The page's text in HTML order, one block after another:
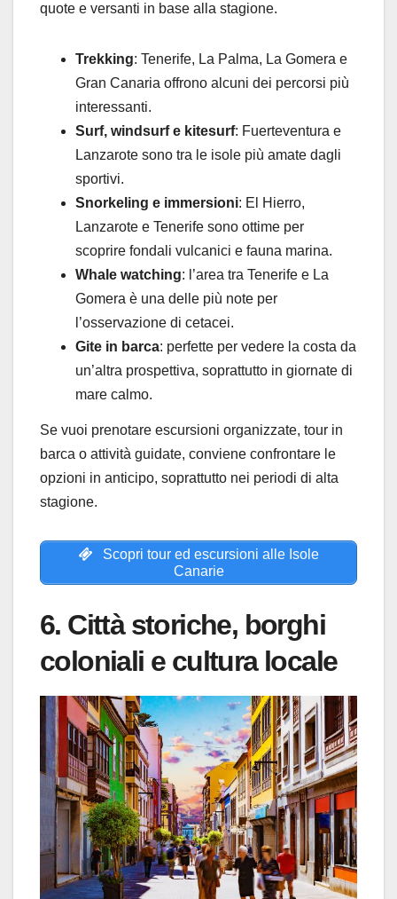
quote e versanti in base alla stagione.
Trekking: Tenerife, La Palma, La Gomera e
Gran Canaria offrono alcuni dei percorsi più
interessanti.
Surf, windsurf e kitesurf: Fuerteventura e
Lanzarote sono tra le isole più amate dagli
sportivi.
Snorkeling e immersioni: El Hierro,
Lanzarote e Tenerife sono ottime per
scoprire fondali vulcanici e fauna marina.
Whale watching: l’area tra Tenerife e La
Gomera è una delle più note per
l’osservazione di cetacei.
Gite in barca: perfette per vedere la costa da
un’altra prospettiva, soprattutto in giornate di
mare calmo.
Se vuoi prenotare escursioni organizzate, tour in
barca o attività guidate, conviene confrontare le
opzioni in anticipo, soprattutto nei periodi di alta
stagione.
Scopri tour ed escursioni alle Isole
Canarie
6. Città storiche, borghi
coloniali e cultura locale